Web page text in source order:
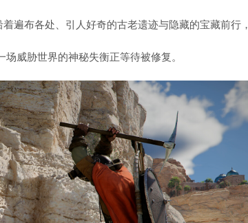
遍布各处、引人好奇的古老遗迹与隐藏的宝藏前行，
威胁世界的神秘失衡正等待被修复。